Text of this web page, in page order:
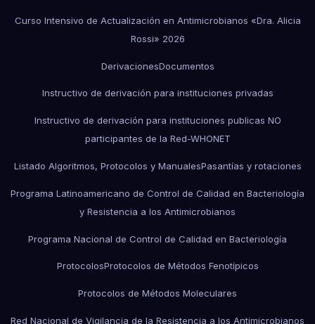
Curso Intensivo de Actualización en Antimicrobianos «Dra. Alicia
Rossi» 2026
DerivacionesDocumentos
Instructivo de derivación para instituciones privadas
Instructivo de derivación para instituciones publicas NO
participantes de la Red-WHONET
Listado Algoritmos, Protocolos y ManualesPasantías y rotaciones
Programa Latinoamericano de Control de Calidad en Bacteriología
y Resistencia a los Antimicrobianos
Programa Nacional de Control de Calidad en Bacteriología
ProtocolosProtocolos de Métodos Fenotípicos
Protocolos de Métodos Moleculares
Red Nacional de Vigilancia de la Resistencia a los Antimicrobianos